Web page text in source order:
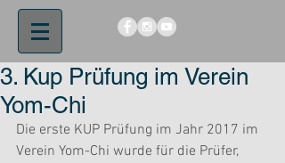
3. Kup Prüfung im Verein
Yom-Chi
Die erste KUP Prüfung im Jahr 2017 im
Verein Yom-Chi wurde für die Prüfer,